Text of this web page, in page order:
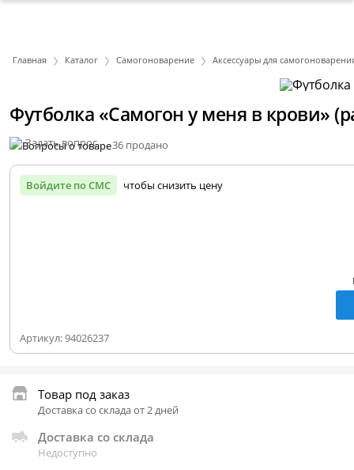
Главная Каталог Самогоноварение Аксессуары для
Футболка «Самогон у меня в крови»
Задать вопрос 36 продано
Войдите по СМС чтобы снизить цену
Артикул:94026237
Товар под заказ
Доставка со склада от 2 дней
Доставка со склада
Недоступно